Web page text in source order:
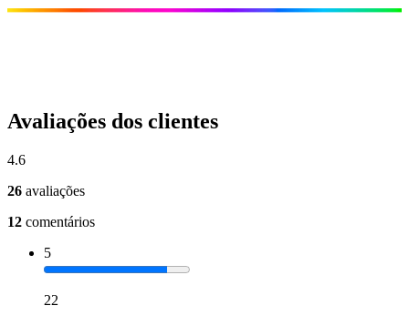
Avaliações dos clientes
4.6
26 avaliações
12 comentários
5
22